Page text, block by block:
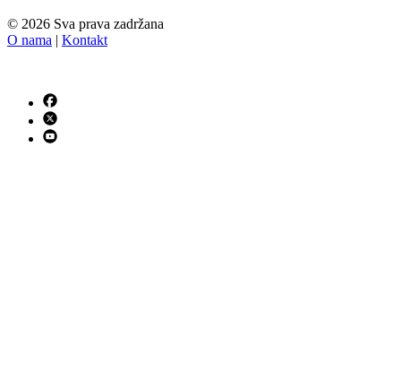
© 2026 Sva prava zadržana
O nama | Kontakt